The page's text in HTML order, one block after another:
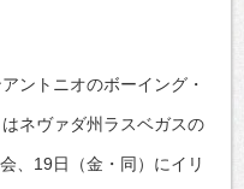
ントニオのボーイング・
ネヴァダ州ラスベガスの
、19日（金・同）にイリ